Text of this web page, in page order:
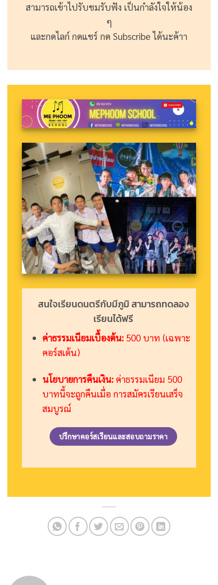
สามารถเข้าไปรับชมรับฟัง เป็นกำลังใจให้น้อง
ๆ
และกดไลก์ กดแชร์ กด Subscribe ได้นะค้าา
สนใจเรียนดนตรีกับมีภูมิ สามารถทดลอง
เรียนได้ฟรี
ค่าธรรมเนียมเบื้องต้น:500 บาท (เฉพาะ
คอร์สเต้น)
นโยบายการคืนเงิน:ค่าธรรมเนียม 500
บาทนี้จะถูกคืนเมื่อ การสมัครเรียนเสร็จ
สมบูรณ์
ปรึกษาคอร์สเรียนและสอบถามราคา